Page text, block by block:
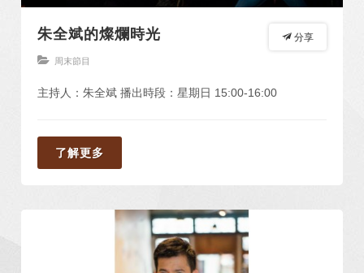
分享
朱全斌的燦爛時光
周末節目
主持人：朱全斌 播出時段：星期日 15:00-16:00
了解更多